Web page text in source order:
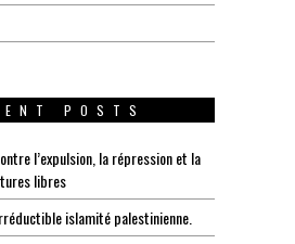
POSTS
l’expulsion, la répression et la
libres
islamité palestinienne.